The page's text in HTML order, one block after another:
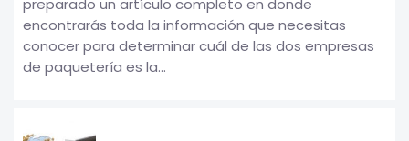
encontrarás toda la información que necesitas
conocer para determinar cuál de las dos empresas
de paquetería es la...